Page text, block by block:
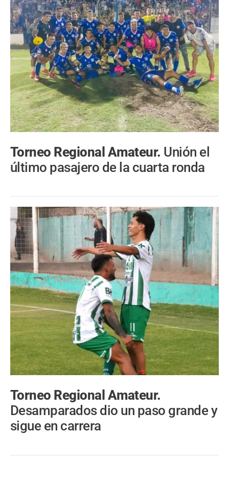
Torneo Regional Amateur. Unión el
último pasajero de la cuarta ronda
Torneo Regional Amateur.
Desamparados dio un paso grande y
sigue en carrera